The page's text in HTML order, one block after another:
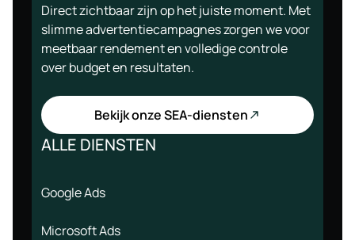
Direct zichtbaar zijn op het juiste moment. Met
slimme advertentiecampagnes zorgen we voor
meetbaar rendement en volledige controle
over budget en resultaten.
Bekijk onze SEA-diensten
ALLE DIENSTEN
Google Ads
Microsoft Ads